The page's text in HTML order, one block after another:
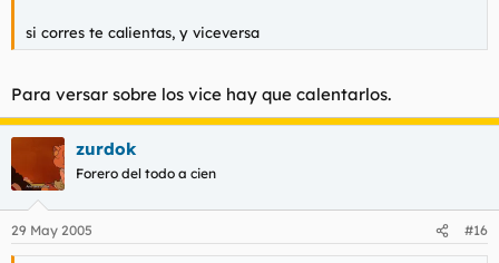
si corres te calientas, y viceversa
Para versar sobre los vice hay que calentarlos.
zurdok
Forero del todo a cien
29 May 2005 #16